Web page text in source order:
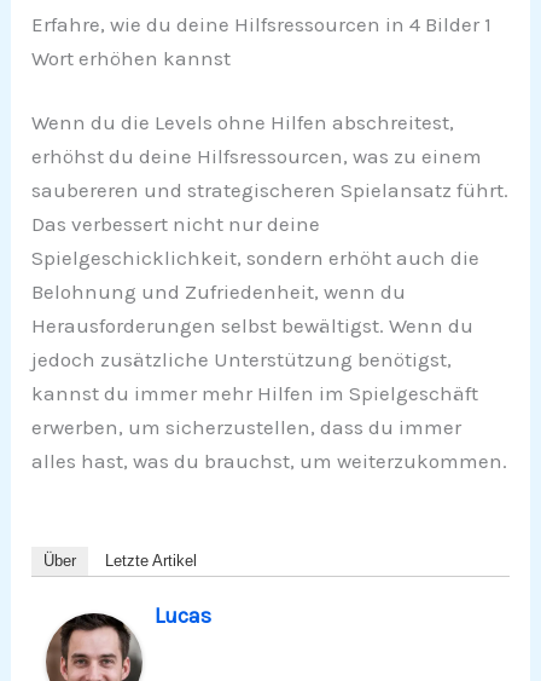
Erfahre, wie du deine Hilfsressourcen in 4 Bilder 1
Wort erhöhen kannst
Wenn du die Levels ohne Hilfen abschreitest,
erhöhst du deine Hilfsressourcen, was zu einem
saubereren und strategischeren Spielansatz führt.
Das verbessert nicht nur deine
Spielgeschicklichkeit, sondern erhöht auch die
Belohnung und Zufriedenheit, wenn du
Herausforderungen selbst bewältigst. Wenn du
jedoch zusätzliche Unterstützung benötigst,
kannst du immer mehr Hilfen im Spielgeschäft
erwerben, um sicherzustellen, dass du immer
alles hast, was du brauchst, um weiterzukommen.
Über Letzte Artikel
Lucas